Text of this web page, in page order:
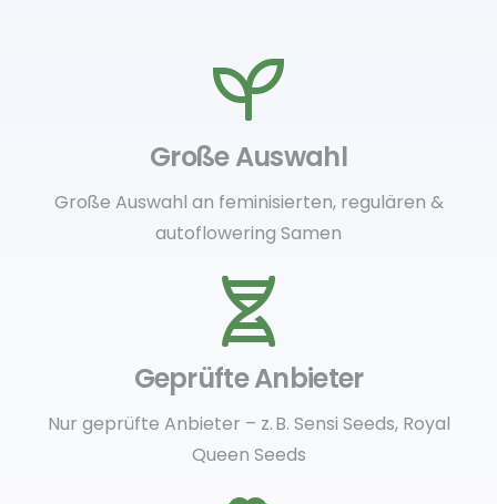
Große Auswahl
Große Auswahl an feminisierten, regulären &
autoflowering Samen
Geprüfte Anbieter
Nur geprüfte Anbieter – z. B. Sensi Seeds, Royal
Queen Seeds